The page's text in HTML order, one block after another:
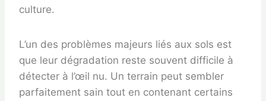
culture.
L’un des problèmes majeurs liés aux sols est
que leur dégradation reste souvent difficile à
détecter à l’œil nu. Un terrain peut sembler
parfaitement sain tout en contenant certains